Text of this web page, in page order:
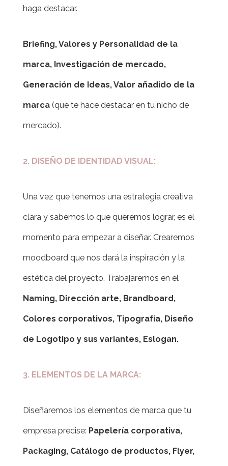
haga destacar.
Briefing, Valores y Personalidad de la
marca, Investigación de mercado,
Generación de Ideas, Valor añadido de la
marca(que te hace destacar en tu nicho de
mercado).
2. DISEÑO DE IDENTIDAD VISUAL:
Una vez que tenemos una estrategia creativa
clara y sabemos lo que queremos lograr, es el
momento para empezar a diseñar. Crearemos
moodboard que nos dará la inspiración y la
estética del proyecto. Trabajaremos en el
Naming, Dirección arte, Brandboard,
Colores corporativos, Tipografía, Diseño
de Logotipo y sus variantes, Eslogan.
3. ELEMENTOS DE LA MARCA:
Diseñaremos los elementos de marca que tu
empresa precise: Papelería corporativa,
Packaging, Catálogo de productos, Flyer,